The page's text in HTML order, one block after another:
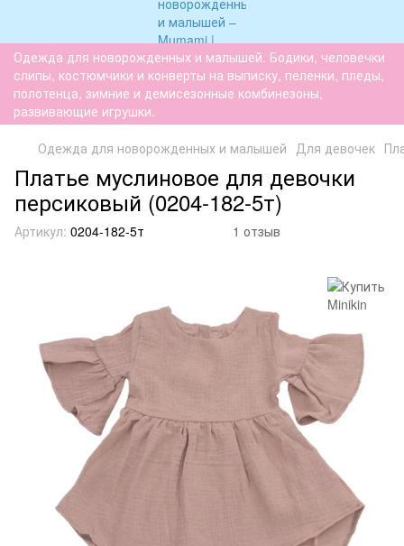
Одежда для новорожденных и малышей. Бодики, человечки
слипы, костюмчики и конверты на выписку, пеленки, пледы,
полотенца, зимние и демисезонные комбинезоны,
развивающие игрушки.
Одежда для новорожденных и малышей Для девочек
Платье муслиновое для девочки
персиковый (0204-182-5т)
Артикул: 0204-182-5т 1 отзыв